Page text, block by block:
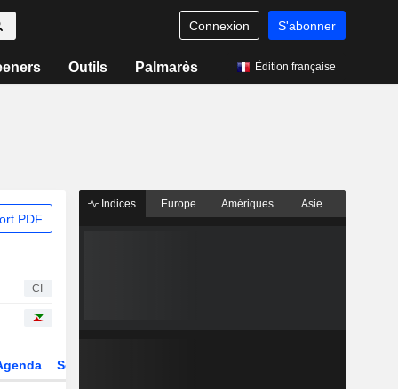
Connexion S'abonner
Outils Palmarès Édition française
PDF
CI
Secteur
Indices Europe Amériques Asie